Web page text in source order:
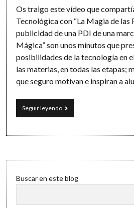
Innovación
Lectura
Historia del Arte
Lengua
Música
menu
Bases de datos
Hoja de cálculo
Programación
Redes de ordenadores
Redes sociales
Sistemas Operativos
Geometría
twitter facebook
instagram
Os traigo este vídeo que
Tecnológica con “La Magia de las
publicidad de una PDI de una
Mágica” son unos minutos que
posibilidades de la tecnología en
las materias, en todas las etapas;
que seguro motivan e inspiran a
Seguir leyendoEl
Aula
Sidebar
Buscar en este blog